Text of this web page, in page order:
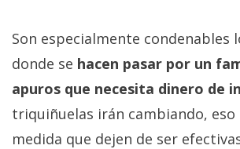
Son especialmente condenables
donde se hacen pasar por un
apuros que necesita dinero de
triquiñuelas irán cambiando, eso
medida que dejen de ser